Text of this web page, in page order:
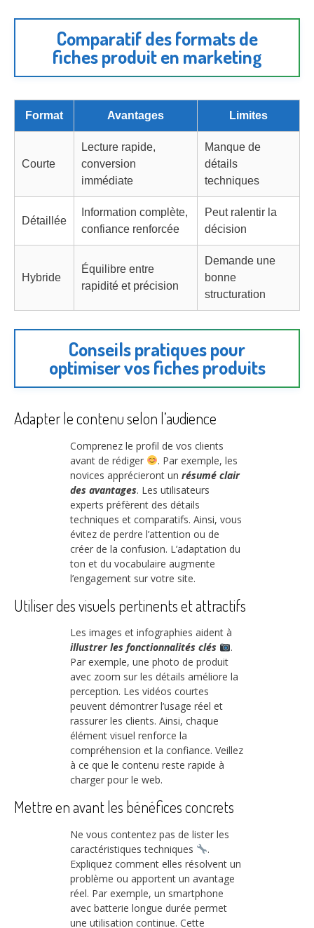
Comparatif des formats de
fiches produit en marketing
Format Avantages Limites
Courte
Lecture rapide,
conversion
immédiate
Manque de
détails
techniques
Détaillée
Information complète,
confiance renforcée
Peut ralentir la
décision
Hybride
Équilibre entre
rapidité et précision
Demande une
bonne
structuration
Conseils pratiques pour
optimiser vos fiches produits
Adapter le contenu selon l’audience
Comprenez le profil de vos clients
avant de rédiger
. Par exemple, les
novices apprécieront un résumé clair
des avantages. Les utilisateurs
experts préfèrent des détails
techniques et comparatifs. Ainsi, vous
évitez de perdre l’attention ou de
créer de la confusion. L’adaptation du
ton et du vocabulaire augmente
l’engagement sur votre site.
Utiliser des visuels pertinents et attractifs
Les images et infographies aident à
illustrer les fonctionnalités clés
.
Par exemple, une photo de produit
avec zoom sur les détails améliore la
perception. Les vidéos courtes
peuvent démontrer l’usage réel et
rassurer les clients. Ainsi, chaque
élément visuel renforce la
compréhension et la confiance. Veillez
à ce que le contenu reste rapide à
charger pour le web.
Mettre en avant les bénéfices concrets
Ne vous contentez pas de lister les
caractéristiques techniques
.
Expliquez comment elles résolvent un
problème ou apportent un avantage
réel. Par exemple, un smartphone
avec batterie longue durée permet
une utilisation continue. Cette